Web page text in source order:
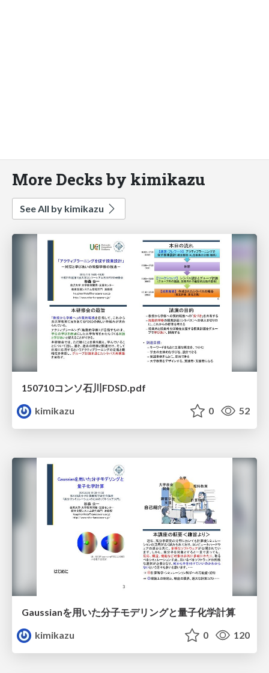
More Decks by kimikazu
See All by kimikazu
150710コンソ石川FDSD.pdf
kimikazu
0 52
Gaussianを用いた分子モデリングと量子化学計算
kimikazu
0 120